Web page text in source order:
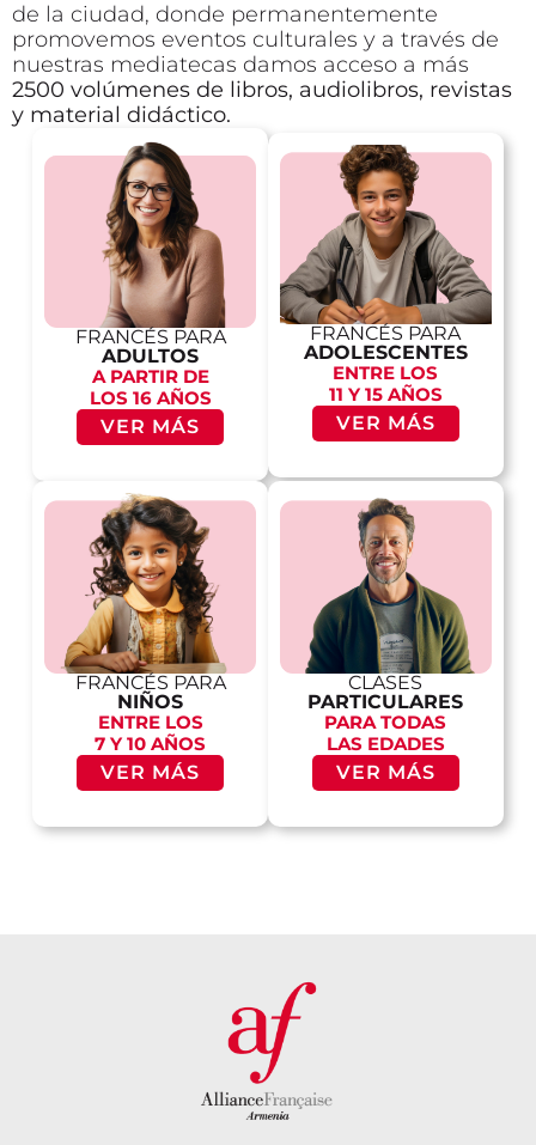
de la ciudad, donde permanentemente
promovemos eventos culturales y a través de
nuestras mediatecas damos acceso a más
2500 volúmenes de libros, audiolibros, revistas
y material didáctico.
FRANCÉS PARA
ADULTOS
A PARTIR DE
LOS 16 AÑOS
VER MÁS
FRANCÉS PARA
ADOLESCENTES
ENTRE LOS
11 Y 15 AÑOS
VER MÁS
FRANCÉS PARA
NIÑOS
ENTRE LOS
7 Y 10 AÑOS
VER MÁS
CLASES
PARTICULARES
PARA TODAS
LAS EDADES
VER MÁS